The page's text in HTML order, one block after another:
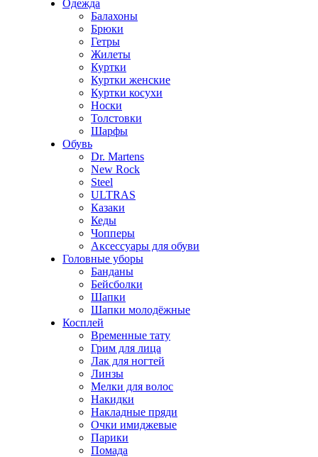
Одежда
Балахоны
Брюки
Гетры
Жилеты
Куртки
Куртки женские
Куртки косухи
Носки
Толстовки
Шарфы
Обувь
Dr. Martens
New Rock
Steel
ULTRAS
Казаки
Кеды
Чопперы
Аксессуары для обуви
Головные уборы
Банданы
Бейсболки
Шапки
Шапки молодёжные
Косплей
Временные тату
Грим для лица
Лак для ногтей
Линзы
Мелки для волос
Накидки
Накладные пряди
Очки имиджевые
Парики
Помада